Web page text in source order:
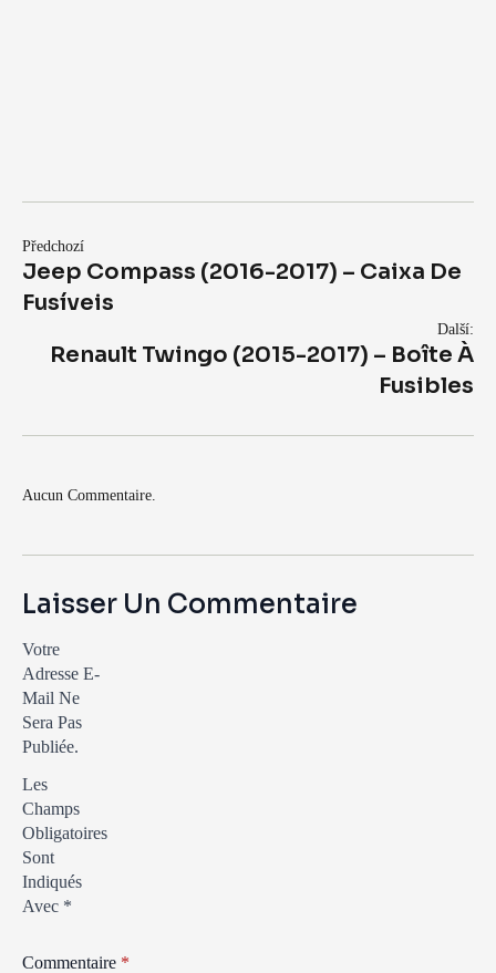
Předchozí
Jeep Compass (2016-2017) – Caixa De
Fusíveis
Další:
Renault Twingo (2015-2017) – Boîte À
Fusibles
Aucun Commentaire.
Laisser Un Commentaire
Votre
Adresse E-
Mail Ne
Sera Pas
Publiée.
Les
Champs
Obligatoires
Sont
Indiqués
Avec *
Commentaire *